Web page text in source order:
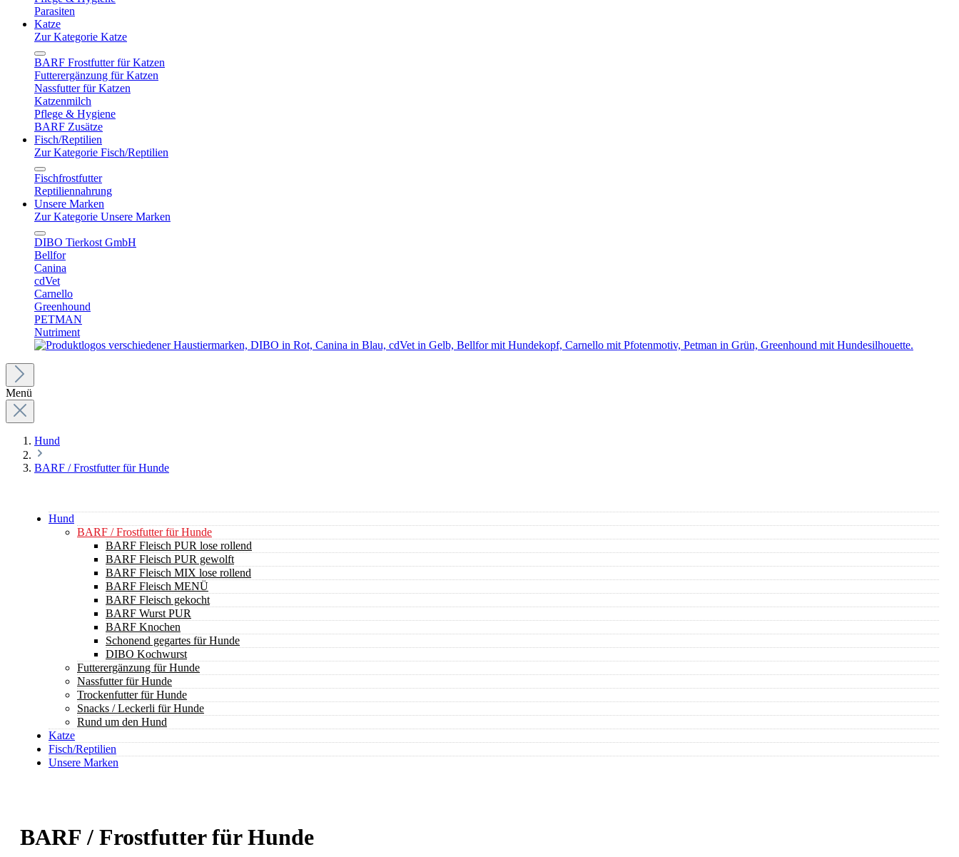
Parasiten
Katze
Zur Kategorie Katze
BARF Frostfutter für Katzen
Futterergänzung für Katzen
Nassfutter für Katzen
Katzenmilch
Pflege & Hygiene
BARF Zusätze
Fisch/Reptilien
Zur Kategorie Fisch/Reptilien
Fischfrostfutter
Reptiliennahrung
Unsere Marken
Zur Kategorie Unsere Marken
DIBO Tierkost GmbH
Bellfor
Canina
cdVet
Carnello
Greenhound
PETMAN
Nutriment
Menü
Hund
BARF / Frostfutter für Hunde
Hund
BARF / Frostfutter für Hunde
BARF Fleisch PUR lose rollend
BARF Fleisch PUR gewolft
BARF Fleisch MIX lose rollend
BARF Fleisch MENÜ
BARF Fleisch gekocht
BARF Wurst PUR
BARF Knochen
Schonend gegartes für Hunde
DIBO Kochwurst
Futterergänzung für Hunde
Nassfutter für Hunde
Trockenfutter für Hunde
Snacks / Leckerli für Hunde
Rund um den Hund
Katze
Fisch/Reptilien
Unsere Marken
BARF / Frostfutter für Hunde